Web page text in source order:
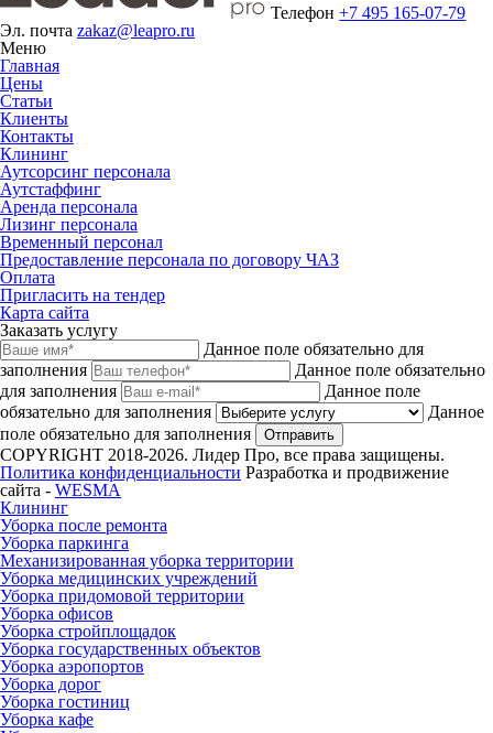
Телефон+7 495 165-07-79
Эл. почта zakaz@leapro.ru
Меню
Главная
Цены
Статьи
Клиенты
Контакты
Клининг
Аутсорсинг персонала
Аутстаффинг
Аренда персонала
Лизинг персонала
Временный персонал
Предоставление персонала по договору ЧАЗ
Оплата
Пригласить на тендер
Карта сайта
Заказать услугу
Данное поле обязательно для
заполнения
Данное поле обязательно
для заполнения
Данное поле
обязательно для заполнения
Данное
поле обязательно для заполнения
Отправить
COPYRIGHT 2018-2026. Лидер Про, все права защищены.
Политика конфиденциальности Разработка и продвижение
сайта - WESMA
Клининг
Уборка после ремонта
Уборка паркинга
Механизированная уборка территории
Уборка медицинских учреждений
Уборка придомовой территории
Уборка офисов
Уборка стройплощадок
Уборка государственных объектов
Уборка аэропортов
Уборка дорог
Уборка гостиниц
Уборка кафе